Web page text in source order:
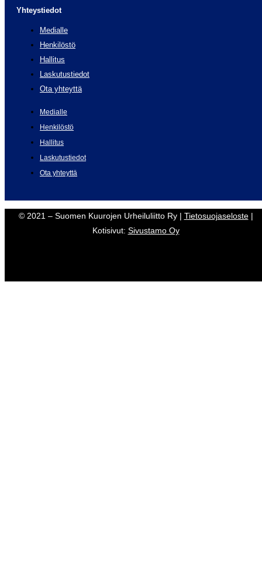
Yhteystiedot
Medialle
Henkilöstö
Hallitus
Laskutustiedot
Ota yhteyttä
Medialle
Henkilöstö
Hallitus
Laskutustiedot
Ota yhteyttä
© 2021 – Suomen Kuurojen Urheiluliitto Ry | Tietosuojaseloste|
Kotisivut: Sivustamo Oy